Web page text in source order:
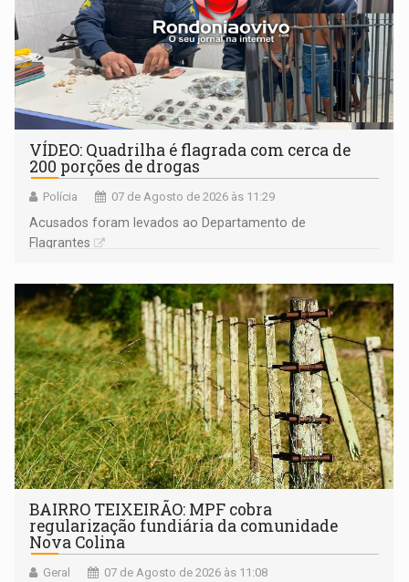
VÍDEO: Quadrilha é flagrada com cerca de
200 porções de drogas
Polícia 07 de Agosto de 2026 às 11:29
Acusados foram levados ao Departamento de
Flagrantes
BAIRRO TEIXEIRÃO: MPF cobra
regularização fundiária da comunidade
Nova Colina
Geral 07 de Agosto de 2026 às 11:08